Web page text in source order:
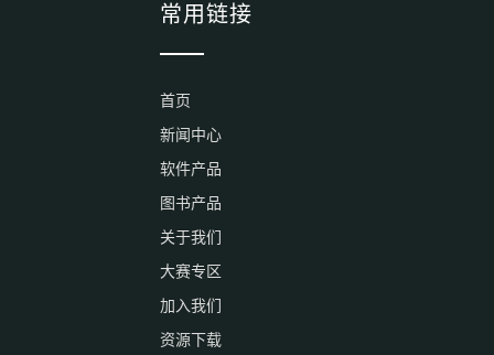
常用链接
首页
新闻中心
软件产品
图书产品
关于我们
大赛专区
加入我们
资源下载